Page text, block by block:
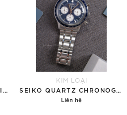
KIM LOẠI
Liên hệ